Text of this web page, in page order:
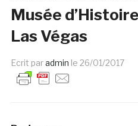
Musée
Las Végas
Ecrit paradmin le 26/01/2017